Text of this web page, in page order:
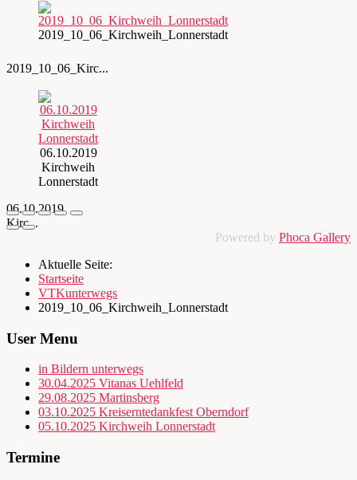
2019_10_06_Kirchweih_Lonnerstadt
2019_10_06_Kirc...
06.10.2019
Kirchweih
Lonnerstadt
06.10.2019
Kirc...
Powered by Phoca Gallery
Aktuelle Seite:
Startseite
VTKunterwegs
2019_10_06_Kirchweih_Lonnerstadt
User Menu
in Bildern unterwegs
30.04.2025 Vitanas Uehlfeld
29.08.2025 Martinsberg
03.10.2025 Kreiserntedankfest Oberndorf
05.10.2025 Kirchweih Lonnerstadt
Termine